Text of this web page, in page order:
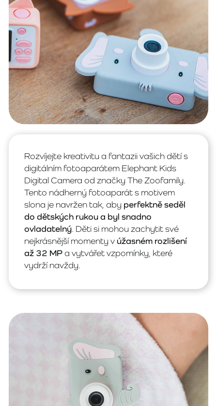
Rozvíjejte kreativitu a fantazii vašich dětí s
digitálním fotoaparátem Elephant Kids
Digital Camera od značky The Zoofamily.
Tento nádherný fotoaparát s motivem
slona je navržen tak, aby perfektně seděl
do dětských rukou a byl snadno
ovladatelný. Děti si mohou zachytit své
nejkrásnější momenty vúžasném rozlišení
až 32 MPa vytvářet vzpomínky, které
vydrží navždy.